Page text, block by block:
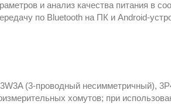
и анализ качества питания в
по Bluetooth на ПК и
(3-проводный несимметричный),
хомутов; при